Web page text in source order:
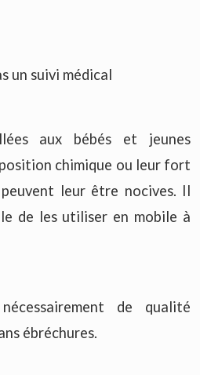
un suivi médical
aux bébés et jeunes
chimique ou leur fort
leur être nocives. Il
de les utiliser en mobile à
de qualité
ébréchures.